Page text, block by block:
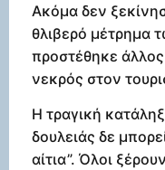
Ακόμα δεν
θλιβερό μέτρημα
προστέθηκε άλλος
νεκρός στον
Η τραγική
δουλειάς δε
αίτια”. Όλοι